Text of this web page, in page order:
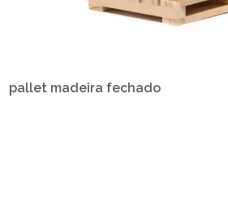
pallet madeira fechado